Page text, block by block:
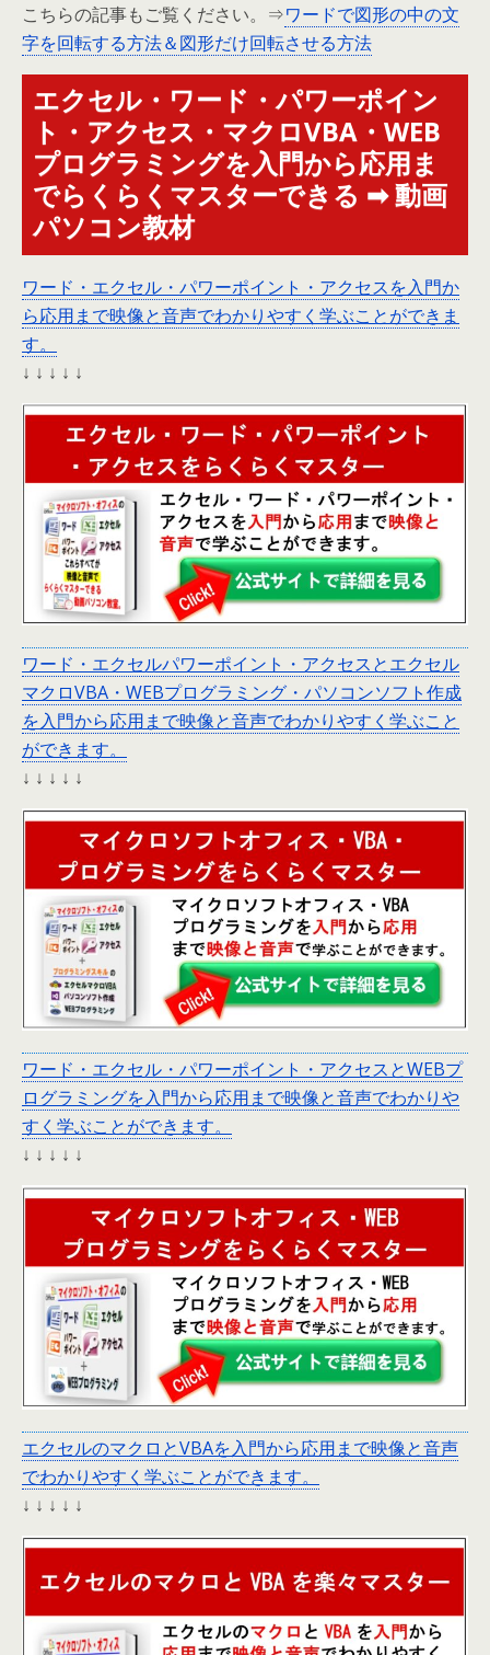
こちらの記事もご覧ください。⇒ワードで図形の中の文
字を回転する方法＆図形だけ回転させる方法
エクセル・ワード・パワーポイン
ト・アクセス・マクロVBA・WEB
プログラミングを入門から応用ま
でらくらくマスターできる ➡ 動画
パソコン教材
ワード・エクセル・パワーポイント・アクセスを入門か
ら応用まで映像と音声でわかりやすく学ぶことができま
す。
↓ ↓ ↓ ↓ ↓
ワード・エクセルパワーポイント・アクセスとエクセル
マクロVBA・WEBプログラミング・パソコンソフト作成
を入門から応用まで映像と音声でわかりやすく学ぶこと
ができます。
↓ ↓ ↓ ↓ ↓
ワード・エクセル・パワーポイント・アクセスとWEBプ
ログラミングを入門から応用まで映像と音声でわかりや
すく学ぶことができます。
↓ ↓ ↓ ↓ ↓
エクセルのマクロとVBAを入門から応用まで映像と音声
でわかりやすく学ぶことができます。
↓ ↓ ↓ ↓ ↓